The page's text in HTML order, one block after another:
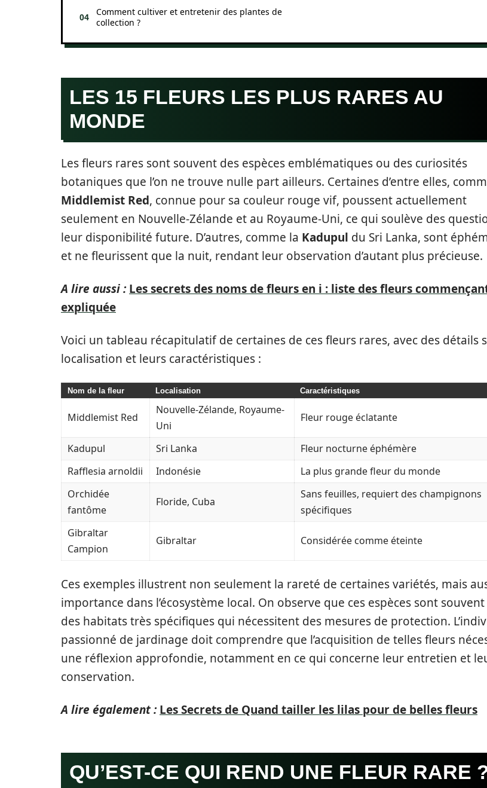
Comment cultiver et entretenir des plantes de
collection ?
LES 15 FLEURS LES PLUS RARES AU
MONDE
Les fleurs rares sont souvent des espèces emblématiques ou des curiosités
botaniques que l’on ne trouve nulle part ailleurs. Certaines d’entre elles,
Middlemist Red, connue pour sa couleur rouge vif, poussent actuellement
seulement en Nouvelle-Zélande et au Royaume-Uni, ce qui soulève des
leur disponibilité future. D’autres, comme la Kadupul du Sri Lanka, sont
et ne fleurissent que la nuit, rendant leur observation d’autant plus précieuse.
A lire aussi : Les secrets des noms de fleurs en i : liste des fleurs
expliquée
Voici un tableau récapitulatif de certaines de ces fleurs rares, avec des détails
localisation et leurs caractéristiques :
Nom de la fleur Localisation Caractéristiques
Middlemist Red
Nouvelle-Zélande, Royaume-
Uni
Fleur rouge éclatante
Kadupul Sri Lanka
Fleur nocturne éphémère
Rafflesia arnoldii
Indonésie
La plus grande fleur du monde
Orchidée
fantôme
Floride, Cuba
Sans feuilles, requiert des champignons
spécifiques
Gibraltar
Campion
Gibraltar Considérée comme éteinte
Ces exemples illustrent non seulement la rareté de certaines variétés, mais
importance dans l’écosystème local. On observe que ces espèces sont souvent
des habitats très spécifiques qui nécessitent des mesures de protection.
passionné de jardinage doit comprendre que l’acquisition de telles fleurs
une réflexion approfondie, notamment en ce qui concerne leur entretien et
conservation.
A lire également : Les Secrets de Quand tailler les lilas pour de belles fleurs
QU’EST-CE QUI REND UNE FLEUR RARE